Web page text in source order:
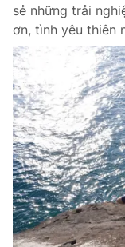
sẻ những trải
ơn, tình yêu thiên